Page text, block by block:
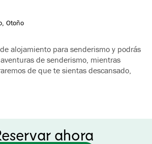
Otoño
alojamiento para senderismo y podrás
de senderismo, mientras
de que te sientas descansado,
ahora